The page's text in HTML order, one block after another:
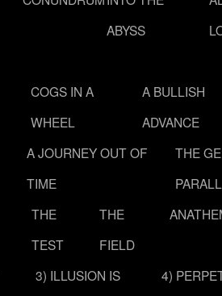
ABYSS
COGS IN A
WHEEL
A BULLISH
ADVANCE
A JOURNEY OUT OF
TIME
THE
THE
TEST
THE
FIELD
3) ILLUSION IS
4)